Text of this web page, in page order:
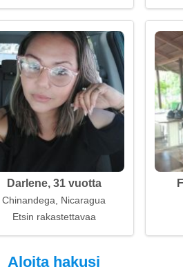
Darlene, 31 vuotta
Chinandega, Nicaragua
Etsin rakastettavaa
Aloita hakusi